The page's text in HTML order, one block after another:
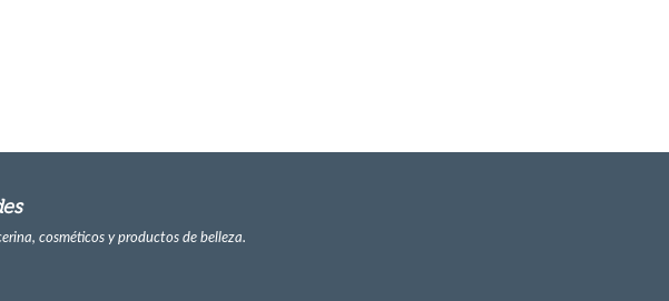
cosméticos y productos de belleza.